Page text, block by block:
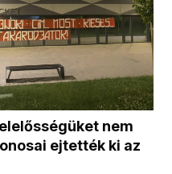
nem
ejtették ki az